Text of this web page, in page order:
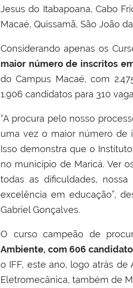
Jesus do Itabapoana, Cabo
Macaé, Quissamã, São João
Considerando apenas os
maior número de inscritos
do Campus Macaé, com
1.906 candidatos para 310
“A procura pelo nosso
uma vez o maior número de
Isso demonstra que o
no município de Maricá. Ver
todas as dificuldades,
excelência em educação”,
Gabriel Gonçalves.
O curso campeão de
Ambiente, com 606
o IFF, este ano, logo atrás de
Eletromecânica, também de